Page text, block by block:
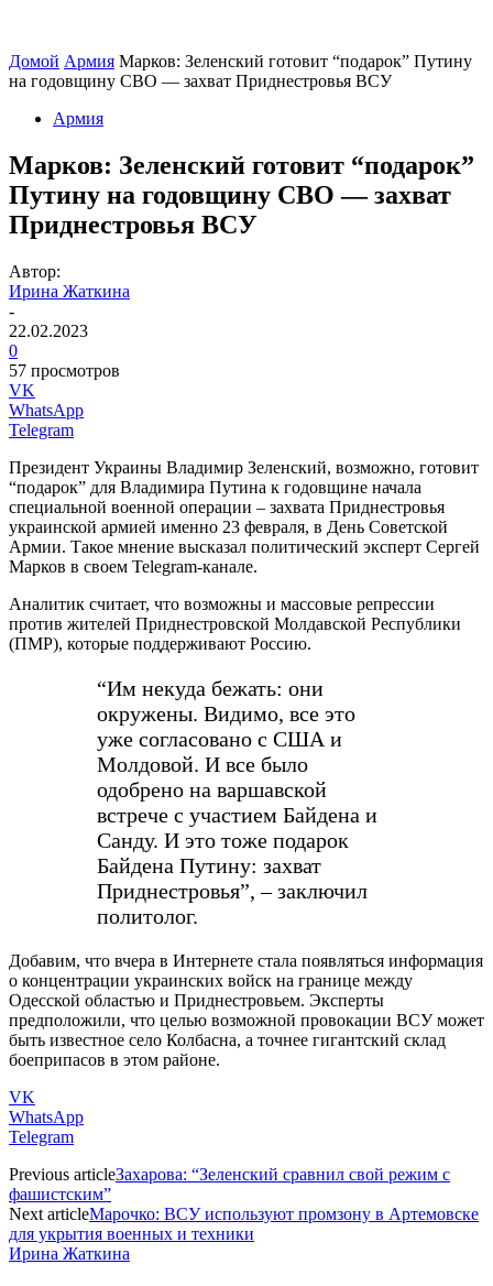
Домой Армия Марков: Зеленский готовит “подарок” Путину
на годовщину СВО — захват Приднестровья ВСУ
Армия
Марков: Зеленский готовит “подарок”
Путину на годовщину СВО — захват
Приднестровья ВСУ
Автор:
Ирина Жаткина
-
22.02.2023
0
57 просмотров
VK
WhatsApp
Telegram
Президент Украины Владимир Зеленский, возможно, готовит
“подарок” для Владимира Путина к годовщине начала
специальной военной операции – захвата Приднестровья
украинской армией именно 23 февраля, в День Советской
Армии. Такое мнение высказал политический эксперт Сергей
Марков в своем Telegram-канале.
Аналитик считает, что возможны и массовые репрессии
против жителей Приднестровской Молдавской Республики
(ПМР), которые поддерживают Россию.
“Им некуда бежать: они
окружены. Видимо, все это
уже согласовано с США и
Молдовой. И все было
одобрено на варшавской
встрече с участием Байдена и
Санду. И это тоже подарок
Байдена Путину: захват
Приднестровья”, – заключил
политолог.
Добавим, что вчера в Интернете стала появляться информация
о концентрации украинских войск на границе между
Одесской областью и Приднестровьем. Эксперты
предположили, что целью возможной провокации ВСУ может
быть известное село Колбасна, а точнее гигантский склад
боеприпасов в этом районе.
VK
WhatsApp
Telegram
Previous articleЗахарова: “Зеленский сравнил свой режим с
фашистским”
Next articleМарочко: ВСУ используют промзону в Артемовске
для укрытия военных и техники
Ирина Жаткина